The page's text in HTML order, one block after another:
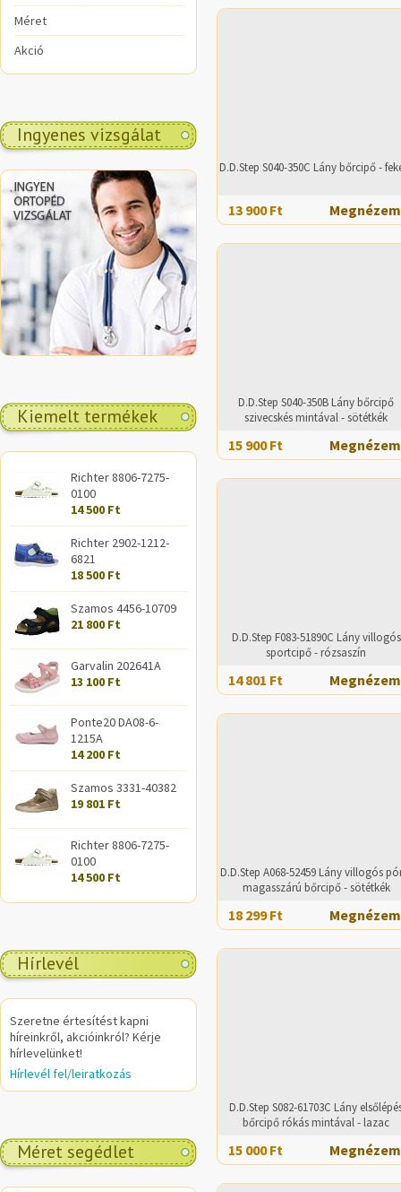
Méret
Akció
Ingyenes vizsgálat
.
Kiemelt termékek
Richter 8806-7275-
0100
14 500 Ft
Richter 2902-1212-
6821
18 500 Ft
Szamos 4456-10709
21 800 Ft
Garvalin 202641A
13 100 Ft
Ponte20 DA08-6-
1215A
14 200 Ft
Szamos 3331-40382
19 801 Ft
Richter 8806-7275-
0100
14 500 Ft
Hírlevél
Szeretne értesítést kapni
híreinkről, akcióinkról? Kérje
hírlevelünket!
Hírlevél fel/leiratkozás
Méret segédlet
D.D.Step S040-350C Lány bőrcipő -
13 900 Ft Megnézem
D.D.Step S040-350B Lány bőrcipő
szivecskés mintával - sötétkék
15 900 Ft Megnézem
D.D.Step F083-51890C Lány villogós
sportcipő - rózsaszín
14 801 Ft Megnézem
D.D.Step A068-52459 Lány villogós
magasszárú bőrcipő - sötétkék
18 299 Ft Megnézem
D.D.Step S082-61703C Lány
bőrcipő rókás mintával - lazac
15 000 Ft Megnézem